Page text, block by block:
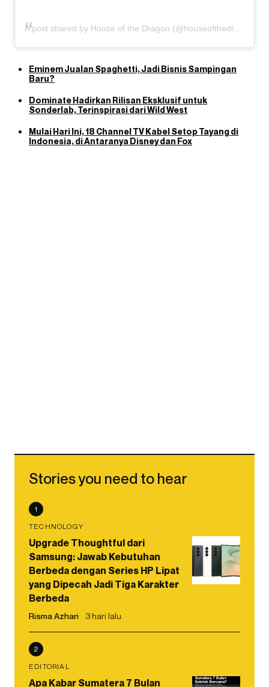
A post shared by House of the Dragon (@houseofthedragonhbo)
Eminem Jualan Spaghetti, Jadi Bisnis Sampingan
Baru?
Dominate Hadirkan Rilisan Eksklusif untuk
Sonderlab, Terinspirasi dari Wild West
Mulai Hari Ini, 18 Channel TV Kabel Setop Tayang di
Indonesia, di Antaranya Disney dan Fox
Stories you need to hear
1
TECHNOLOGY
Upgrade Thoughtful dari
Samsung: Jawab Kebutuhan
Berbeda dengan Series HP Lipat
yang Dipecah Jadi Tiga Karakter
Berbeda
Risma Azhari 3 hari lalu
2
EDITORIAL
Apa Kabar Sumatera 7 Bulan